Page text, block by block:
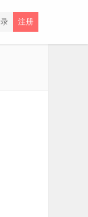
注册